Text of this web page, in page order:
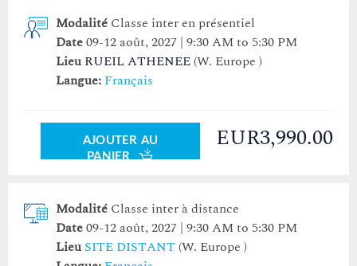
Modalité Classe inter en présentiel
Date09-12 août, 2027 | 9:30 AM to 5:30 PM
Lieu RUEIL ATHENEE (W. Europe )
Langue: Français
AJOUTER AU
PANIER
EUR3,990.00
Modalité Classe inter à distance
Date09-12 août, 2027 | 9:30 AM to 5:30 PM
Lieu SITE DISTANT (W. Europe )